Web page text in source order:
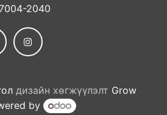
2040
дизайн хөгжүүлэлт Grow
by